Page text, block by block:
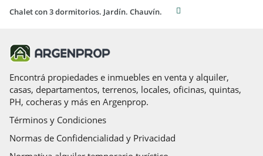
Chalet con 3 dormitorios. Jardín. Chauvín.
Encontrá propiedades e inmuebles en venta y alquiler,
casas, departamentos, terrenos, locales, oficinas, quintas,
PH, cocheras y más en Argenprop.
Términos y Condiciones
Normas de Confidencialidad y Privacidad